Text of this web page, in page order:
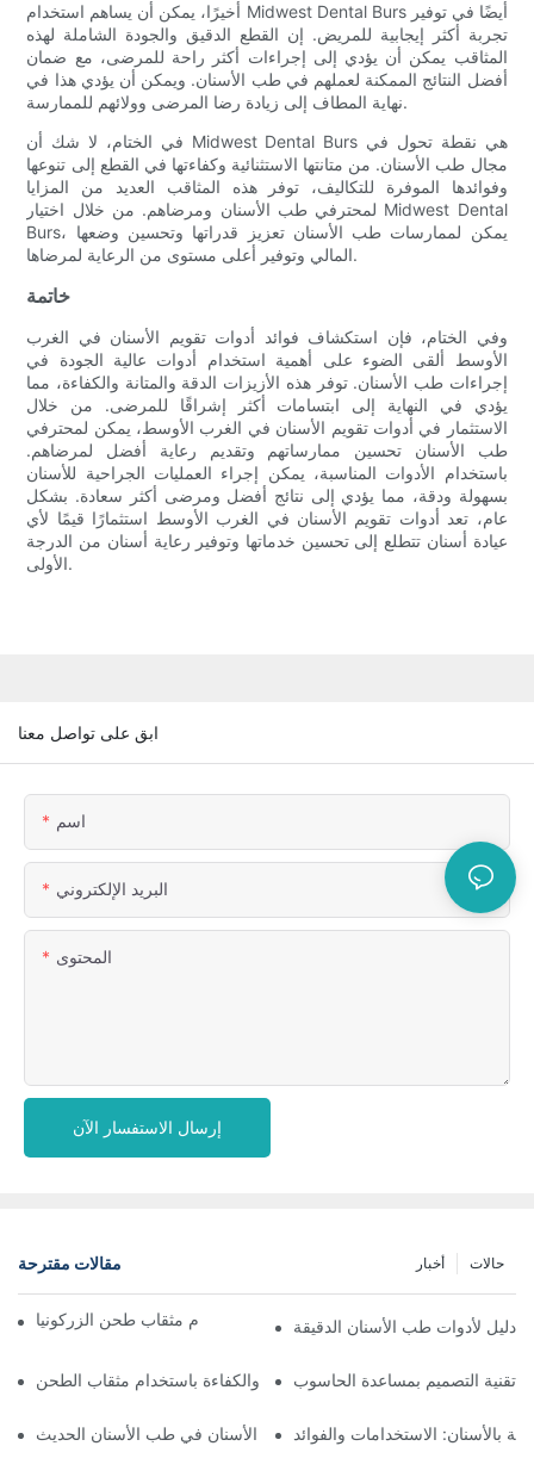
أخيرًا، يمكن أن يساهم استخدام Midwest Dental Burs أيضًا في توفير
تجربة أكثر إيجابية للمريض. إن القطع الدقيق والجودة الشاملة لهذه
المثاقب يمكن أن يؤدي إلى إجراءات أكثر راحة للمرضى، مع ضمان
أفضل النتائج الممكنة لعملهم في طب الأسنان. ويمكن أن يؤدي هذا في
نهاية المطاف إلى زيادة رضا المرضى وولائهم للممارسة.
في الختام، لا شك أن Midwest Dental Burs هي نقطة تحول في
مجال طب الأسنان. من متانتها الاستثنائية وكفاءتها في القطع إلى تنوعها
وفوائدها الموفرة للتكاليف، توفر هذه المثاقب العديد من المزايا
لمحترفي طب الأسنان ومرضاهم. من خلال اختيار Midwest Dental
Burs، يمكن لممارسات طب الأسنان تعزيز قدراتها وتحسين وضعها
المالي وتوفير أعلى مستوى من الرعاية لمرضاها.
خاتمة
وفي الختام، فإن استكشاف فوائد أدوات تقويم الأسنان في الغرب
الأوسط ألقى الضوء على أهمية استخدام أدوات عالية الجودة في
إجراءات طب الأسنان. توفر هذه الأزيزات الدقة والمتانة والكفاءة، مما
يؤدي في النهاية إلى ابتسامات أكثر إشراقًا للمرضى. من خلال
الاستثمار في أدوات تقويم الأسنان في الغرب الأوسط، يمكن لمحترفي
طب الأسنان تحسين ممارساتهم وتقديم رعاية أفضل لمرضاهم.
باستخدام الأدوات المناسبة، يمكن إجراء العمليات الجراحية للأسنان
بسهولة ودقة، مما يؤدي إلى نتائج أفضل ومرضى أكثر سعادة. بشكل
عام، تعد أدوات تقويم الأسنان في الغرب الأوسط استثمارًا قيمًا لأي
عيادة أسنان تتطلع إلى تحسين خدماتها وتوفير رعاية أسنان من الدرجة
الأولى.
ابق على تواصل معنا
اسم
البريد الإلكتروني
المحتوى
إرسال الاستفسار الآن
مقالات مقترحة حالات أخبار
تعظيم الدقة: فوائد استخدام مثقاب طحن الزركونيادليل لأدوات طب الأسنان الدقيقة
تحسين الدقة والكفاءة باستخدام مثقاب الطحن CAD CAM
استكشاف فوائد مثقاب طحن الأسنان في طب الأسنان الحديث
بالأسنان: الاستخدامات والفوائد